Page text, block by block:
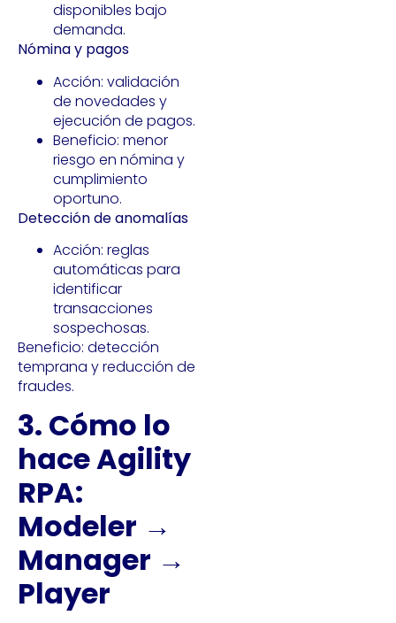
disponibles bajo
demanda.
Nómina y pagos
Acción: validación
de novedades y
ejecución de pagos.
Beneficio: menor
riesgo en nómina y
cumplimiento
oportuno.
Detección de anomalías
Acción: reglas
automáticas para
identificar
transacciones
sospechosas.
Beneficio: detección
temprana y reducción de
fraudes.
3. Cómo lo
hace Agility
RPA:
Modeler →
Manager →
Player